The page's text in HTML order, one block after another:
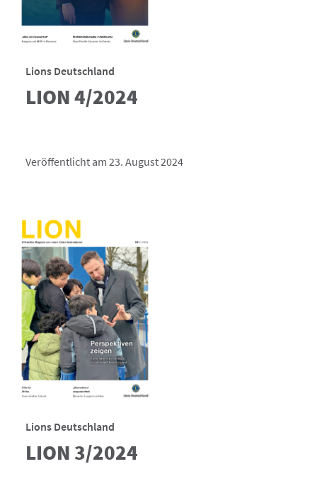
Lions Deutschland
LION 4/2024
Veröffentlicht am 23. August 2024
Lions Deutschland
LION 3/2024